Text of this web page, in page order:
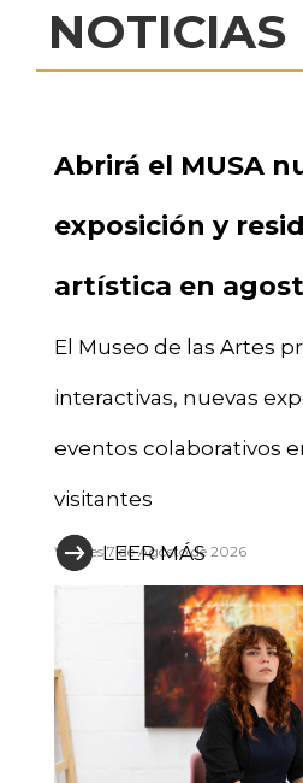
NOTICIAS
Abrirá el MUSA
exposición y
artística en
El Museo de las Artes
interactivas, nuevas
eventos colaborativos
visitantes
Viernes 7 de Agosto de 2026
LEER MÁS